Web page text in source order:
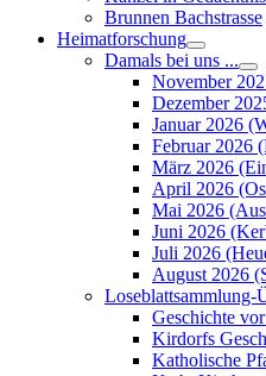
Brunnen Bachstrasse
Heimatforschung
Damals bei uns ...
November
Dezember
Januar 2026
Februar 2026
März 2026
April 2026
Mai 2026
Juni 2026
Juli 2026
August 2026
Loseblattsammlung-
Geschichte
Kirdorfs
Katholische